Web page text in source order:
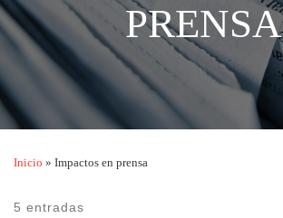
PRENSA
Inicio » Impactos en prensa
5 entradas